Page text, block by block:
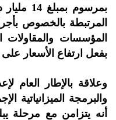
بمرسوم
المرتبطة بالخصوص
المؤسسات والمقاولات
بفعل ارتفاع الأسعار
أنه يتزامن مع مرحلة